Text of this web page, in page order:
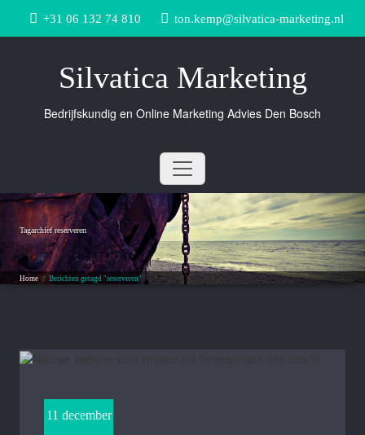
inhoud
+31 06 132 74 810 ton.kemp@silvatica-marketing.nl
Silvatica Marketing
Bedrijfskundig en Online Marketing Advies Den Bosch
Tagarchiefreserveren
Home /Berichten getagd "reserveren"
11 december